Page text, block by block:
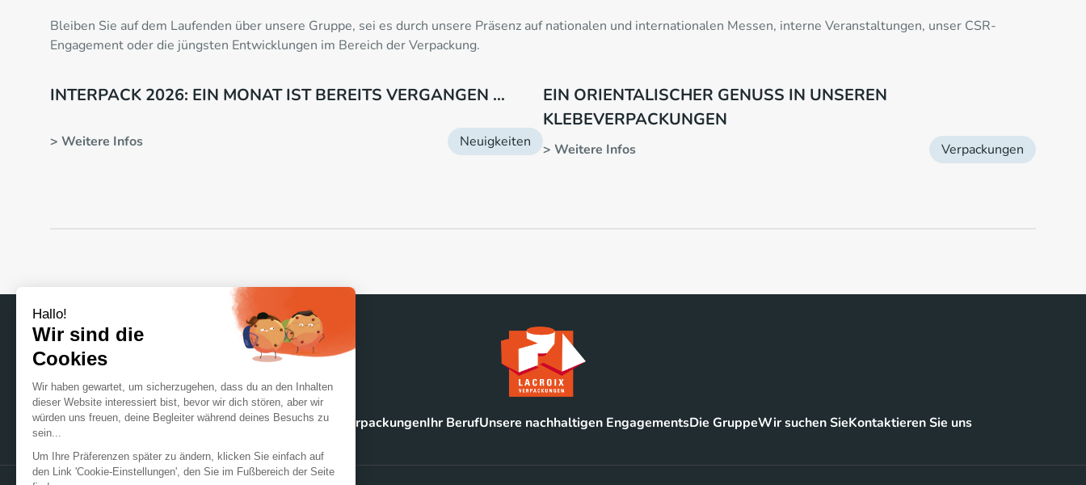
Bleiben Sie auf dem Laufenden über unsere Gruppe, sei es durch unsere Präsenz auf nationalen und internationalen Messen, interne Veranstaltungen, unser CSR-
Engagement oder die jüngsten Entwicklungen im Bereich der Verpackung.
INTERPACK 2026: EIN MONAT IST BEREITS VERGANGEN …
> Weitere Infos Neuigkeiten
EIN ORIENTALISCHER GENUSS IN UNSEREN
KLEBEVERPACKUNGEN
> Weitere Infos Verpackungen
HomepageUnsere MaterialienUnsere VerpackungenIhr BerufUnsere nachhaltigen EngagementsDie GruppeWir suchen SieKontaktieren Sie uns